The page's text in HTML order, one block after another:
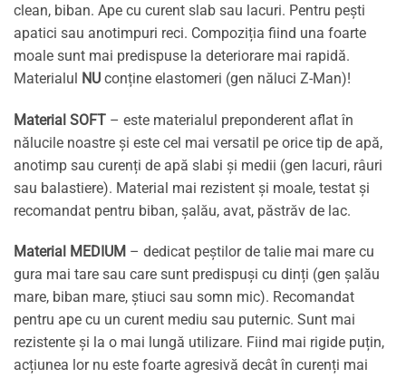
clean, biban. Ape cu curent slab sau lacuri. Pentru pești
apatici sau anotimpuri reci. Compoziția fiind una foarte
moale sunt mai predispuse la deteriorare mai rapidă.
Materialul NU conține elastomeri (gen năluci Z-Man)!
Material SOFT – este materialul preponderent aflat în
nălucile noastre și este cel mai versatil pe orice tip de apă,
anotimp sau curenți de apă slabi și medii (gen lacuri, râuri
sau balastiere). Material mai rezistent și moale, testat și
recomandat pentru biban, șalău, avat, păstrăv de lac.
Material MEDIUM – dedicat peștilor de talie mai mare cu
gura mai tare sau care sunt predispuși cu dinți (gen șalău
mare, biban mare, știuci sau somn mic). Recomandat
pentru ape cu un curent mediu sau puternic. Sunt mai
rezistente și la o mai lungă utilizare. Fiind mai rigide puțin,
acțiunea lor nu este foarte agresivă decât în curenți mai